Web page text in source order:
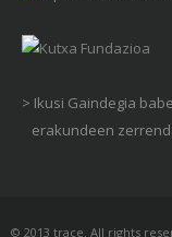
> Ikusi Gaindegia
erakundeen
© 2013 trace. All rights